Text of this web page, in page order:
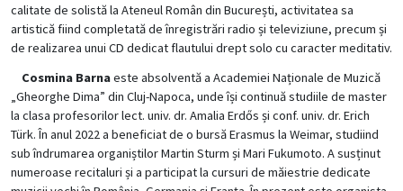
calitate de solistă la Ateneul Român din București, activitatea sa
artistică fiind completată de înregistrări radio și televiziune, precum și
de realizarea unui CD dedicat flautului drept solo cu caracter meditativ.
Cosmina Barnaeste absolventă a Academiei Naționale de Muzică
„Gheorghe Dima” din Cluj-Napoca, unde își continuă studiile de master
la clasa profesorilor lect. univ. dr. Amalia Erdős și conf. univ. dr. Erich
Türk. În anul 2022 a beneficiat de o bursă Erasmus la Weimar, studiind
sub îndrumarea organiștilor Martin Sturm și Mari Fukumoto. A susținut
numeroase recitaluri și a participat la cursuri de măiestrie dedicate